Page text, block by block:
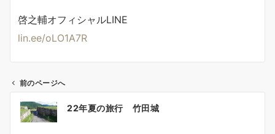
啓之輔オフィシャルLINE
lin.ee/oLO1A7R
前のページへ
22年夏の旅行 竹田城